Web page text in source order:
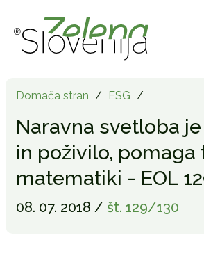
Domača stran / ESG /
Naravna svetloba
in poživilo, pomaga
matematiki - EOL
08. 07. 2018 / št. 129/130